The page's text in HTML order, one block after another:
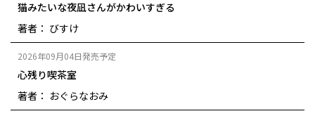
猫みたいな夜凪さんがかわいすぎる
著者： びすけ
2026年09月04日発売予定
心残り喫茶室
著者： おぐらなおみ